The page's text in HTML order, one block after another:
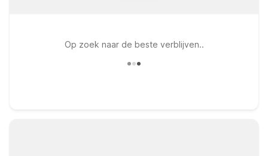
Op zoek naar de beste verblijven..